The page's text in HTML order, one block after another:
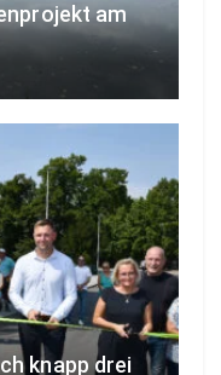
am
knapp drei